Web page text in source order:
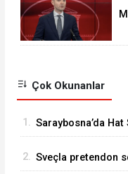
Çok Okunanlar
1. Saraybosna’da Hat
2. Sveçla pretendon